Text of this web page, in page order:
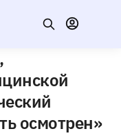
осмотрен»